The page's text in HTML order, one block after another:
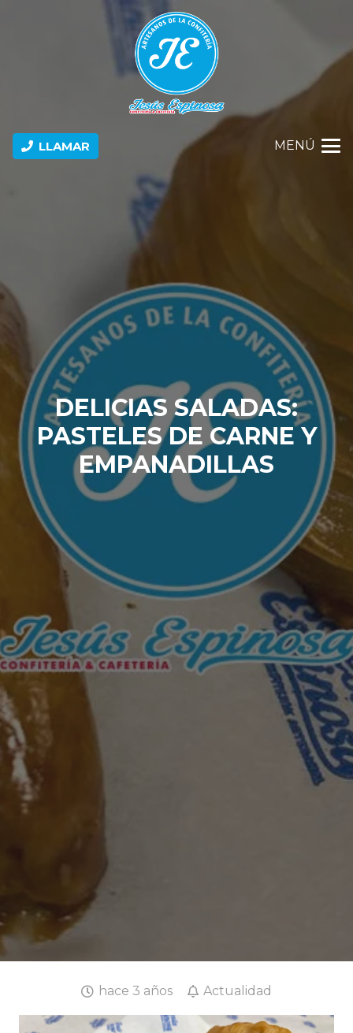
LLAMAR MENÚ
DELICIAS SALADAS:
PASTELES DE CARNE Y
EMPANADILLAS
hace 3 años Actualidad